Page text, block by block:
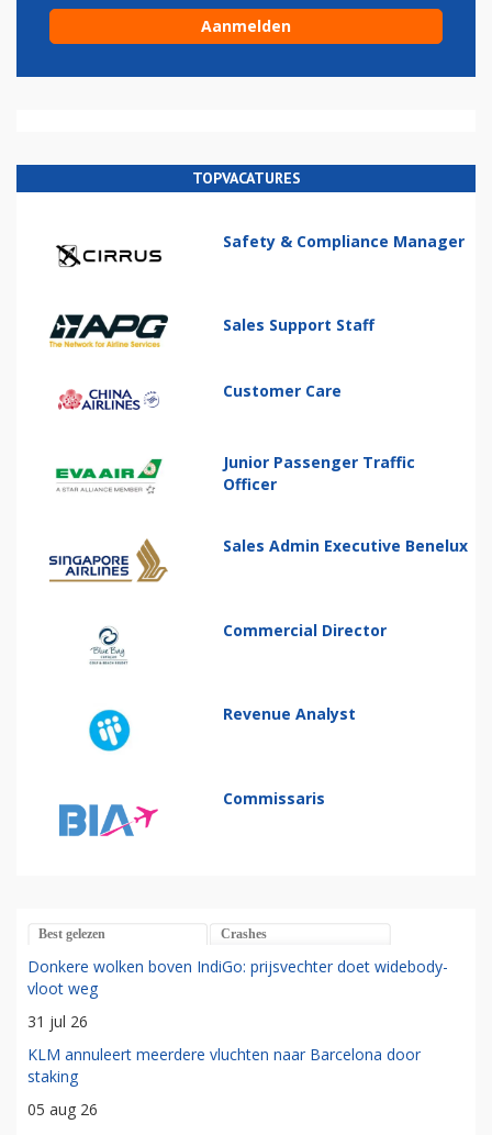
TOPVACATURES
Safety & Compliance Manager
Sales Support Staff
Customer Care
Junior Passenger Traffic
Officer
Sales Admin Executive Benelux
Commercial Director
Revenue Analyst
Commissaris
Best gelezen Crashes
Donkere wolken boven IndiGo: prijsvechter doet widebody-
vloot weg
31 jul 26
KLM annuleert meerdere vluchten naar Barcelona door
staking
05 aug 26